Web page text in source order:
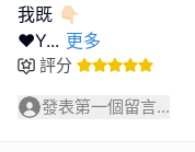
我既 👇🏻
❤️Y... 更多
評分
發表第一個留言...